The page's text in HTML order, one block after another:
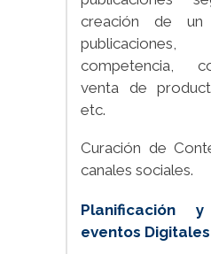
creación de un
competencia,
venta de
etc.
Curación de
canales sociales.
Planificación
eventos Digitales